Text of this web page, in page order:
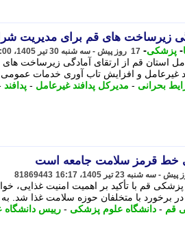
زیرساخت های قم برای مدیریت
- پزشکی- 17 روز پیش - سه شنبه 30 تیر 1405، 09:00
استان قم از ارتقای آمادگی زیرساخت
غیرعامل و افزایش تاب آوری خدمات عمومی
بحرانی - مدیرکل پدافند غیرعامل - پدافند
خط قرمز سلامت جامعه است
81869443
قم با تأکید بر اهمیت امنیت غذایی،
برخورد با متخلفان حوزه سلامت غذا شد. به
قم - دانشگاه علوم پزشکی - رییس